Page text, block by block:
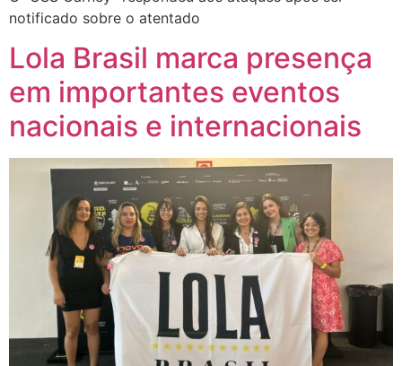
notificado sobre o atentado
Lola Brasil marca presença
em importantes eventos
nacionais e internacionais